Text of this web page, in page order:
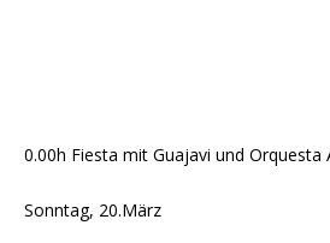
0.00h Fiesta mit Guajavi und Orquesta
Sonntag, 20.März